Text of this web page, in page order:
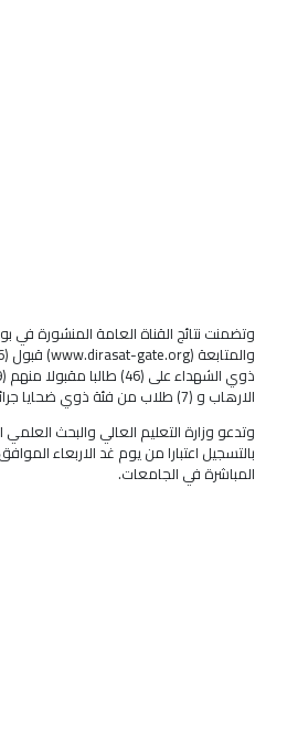
وتضمنت نتائج القناة العامة المنشورة في
الارهاب و (7) طلاب من فئة ذوي ضحايا جرائم حزب البعث المنحل.
وتدعو وزارة التعليم العالي والبحث العلمي
المباشرة في الجامعات.